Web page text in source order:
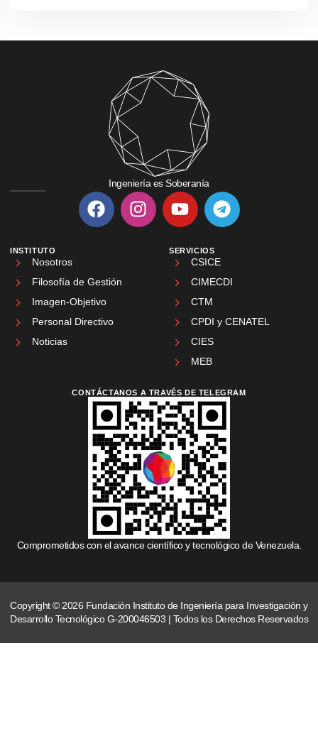
Ingeniería es Soberanía
INSTITUTO
Nosotros
Filosofía de Gestión
Imagen-Objetivo
Personal Directivo
Noticias
SERVICIOS
CSICE
CIMECDI
CTM
CPDI y CENATEL
CIES
MEB
CONTÁCTANOS A TRAVÉS DE TELEGRAM
Comprometidos con el avance científico y tecnológico de Venezuela.
Copyright © 2026 Fundación Instituto de Ingeniería para Investigación y
Desarrollo Tecnológico G-200046503 | Todos los Derechos Reservados